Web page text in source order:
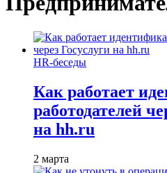
HR-беседы
Как работает
работодателей
на hh.ru
2 марта